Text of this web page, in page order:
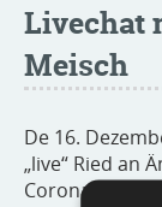
Livechat
Meisch
De 16.
„live“ Ried an
Coronazäiten“.